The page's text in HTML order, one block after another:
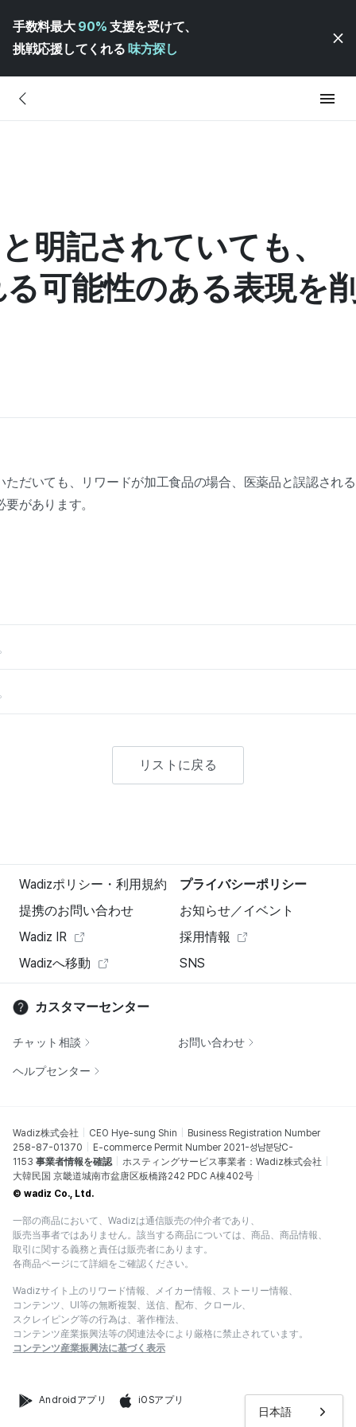
手数料最大 90% 支援を受けて、
挑戦応援してくれる 味方探し
日本語
明記されていても、
可能性のある表現を
ただいても、リワードが加工食品の場合、医薬品と誤認され
があります。
リストに戻る
Wadizポリシー・利用規約
プライバシーポリシー
提携のお問い合わせ
お知らせ／イベント
Wadiz IR
採用情報
Wadizへ移動
SNS
カスタマーセンター
チャット相談 お問い合わせ
ヘルプセンター
Wadiz株式会社 CEO Hye-sung Shin
Business Registration Number
258-87-01370
E-commerce Permit Number 2021-성남분당C-
1153 事業者情報を確認
ホスティングサービス事業者：Wadiz株式会社
大韓民国 京畿道城南市盆唐区板橋路242 PDC A棟402号
© wadiz Co., Ltd.
一部の商品において、Wadizは通信販売の仲介者であり、
販売当事者ではありません。該当する商品については、商品、商品情報、
取引に関する義務と責任は販売者にあります。
各商品ページにて詳細をご確認ください。
Wadizサイト上のリワード情報、メイカー情報、ストーリー情報、
コンテンツ、UI等の無断複製、送信、配布、クロール、
スクレイピング等の行為は、著作権法、
コンテンツ産業振興法等の関連法令により厳格に禁止されています。
コンテンツ産業振興法に基づく表示
Androidアプリ iOSアプリ